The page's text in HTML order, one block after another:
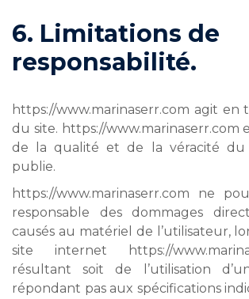
6. Limitations de
responsabilité.
https://www.marinaserr.com agit en
du site. https://www.marinaserr.com
de la qualité et de la véracité du
publie.
https://www.marinaserr.com ne
responsable des dommages
causés au matériel de l’utilisateur,
site internet https://
résultant soit de l’utilisation
répondant pas aux spécifications